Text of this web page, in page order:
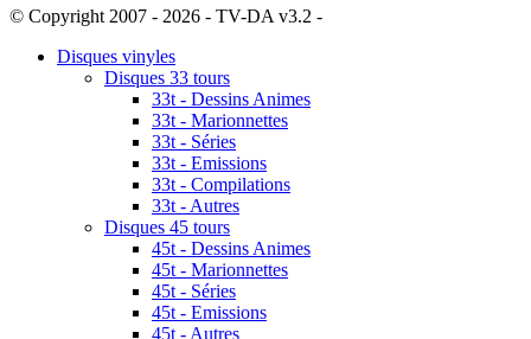
© Copyright 2007 - 2026 - TV-DA v3.2 -
Disques vinyles
Disques 33 tours
33t - Dessins Animes
33t - Marionnettes
33t - Séries
33t - Emissions
33t - Compilations
33t - Autres
Disques 45 tours
45t - Dessins Animes
45t - Marionnettes
45t - Séries
45t - Emissions
45t - Autres